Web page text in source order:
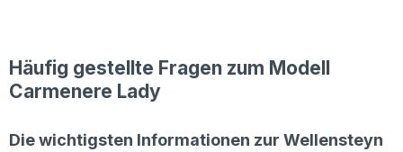
Häufig gestellte Fragen zum Modell
Carmenere Lady
Die wichtigsten Informationen zur Wellensteyn